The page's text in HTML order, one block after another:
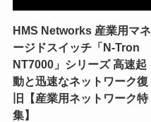
HMS Networks 産業用マネ
ージドスイッチ「N-Tron
NT7000」シリーズ 高速起
動と迅速なネットワーク復
旧【産業用ネットワーク特
集】